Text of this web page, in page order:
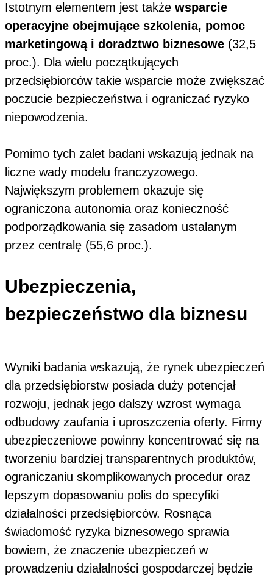
Istotnym elementem jest także wsparcie
operacyjne obejmujące szkolenia, pomoc
marketingową i doradztwo biznesowe (32,5
proc.). Dla wielu początkujących
przedsiębiorców takie wsparcie może zwiększać
poczucie bezpieczeństwa i ograniczać ryzyko
niepowodzenia.
Pomimo tych zalet badani wskazują jednak na
liczne wady modelu franczyzowego.
Największym problemem okazuje się
ograniczona autonomia oraz konieczność
podporządkowania się zasadom ustalanym
przez centralę (55,6 proc.).
Ubezpieczenia,
bezpieczeństwo dla biznesu
Wyniki badania wskazują, że rynek ubezpieczeń
dla przedsiębiorstw posiada duży potencjał
rozwoju, jednak jego dalszy wzrost wymaga
odbudowy zaufania i uproszczenia oferty. Firmy
ubezpieczeniowe powinny koncentrować się na
tworzeniu bardziej transparentnych produktów,
ograniczaniu skomplikowanych procedur oraz
lepszym dopasowaniu polis do specyfiki
działalności przedsiębiorców. Rosnąca
świadomość ryzyka biznesowego sprawia
bowiem, że znaczenie ubezpieczeń w
prowadzeniu działalności gospodarczej będzie